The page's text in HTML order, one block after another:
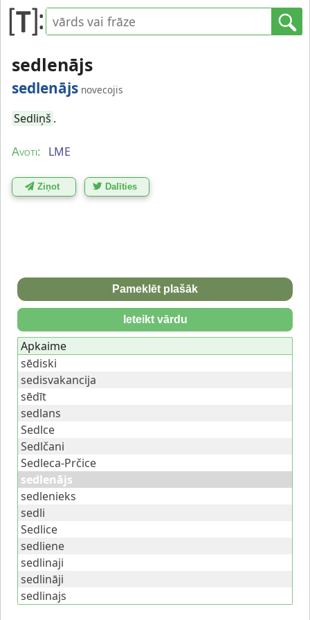
sedlenājs
sedlenājs novecojis
Sedliņš .
Avoti: LME
Ziņot Dalīties
Pameklēt plašāk
Ieteikt vārdu
Apkaime
sēdiski
sedisvakancija
sēdīt
sedlans
Sedlce
Sedlčani
Sedleca-Prčice
sedlenājs
sedlenieks
sedli
Sedlice
sedliene
sedlinaji
sedlināji
sedlinajs